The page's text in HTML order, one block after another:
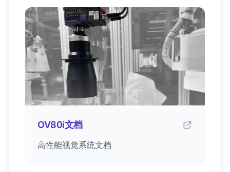
OV80i文档
高性能视觉系统文档